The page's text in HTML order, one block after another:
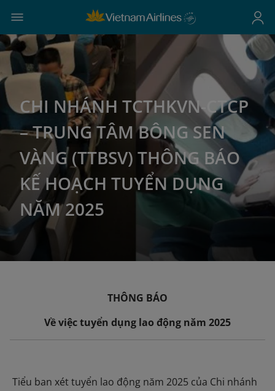
CHI NHÁNH TCTHKVN-CTCP
– TRUNG TÂM BÔNG SEN
VÀNG (TTBSV) THÔNG BÁO
KẾ HOẠCH TUYỂN DỤNG
NĂM 2025
THÔNG BÁO
Về việc tuyển dụng lao động năm 2025
Tiểu ban xét tuyển lao động năm 2025 của Chi nhánh